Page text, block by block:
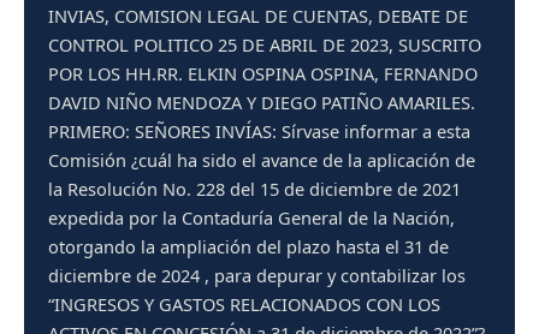
INVIAS, COMISION LEGAL DE CUENTAS, DEBATE DE
CONTROL POLITICO 25 DE ABRIL DE 2023, SUSCRITO
POR LOS HH.RR. ELKIN OSPINA OSPINA, FERNANDO
DAVID NIÑO MENDOZA Y DIEGO PATIÑO AMARILES.
PRIMERO: SEÑORES INVÍAS: Sírvase informar a esta
Comisión ¿cuál ha sido el avance de la aplicación de
la Resolución No. 228 del 15 de diciembre de 2021
expedida por la Contaduría General de la Nación,
otorgando la ampliación del plazo hasta el 31 de
diciembre de 2024 , para depurar y contabilizar los
“INGRESOS Y GASTOS RELACIONADOS CON LOS